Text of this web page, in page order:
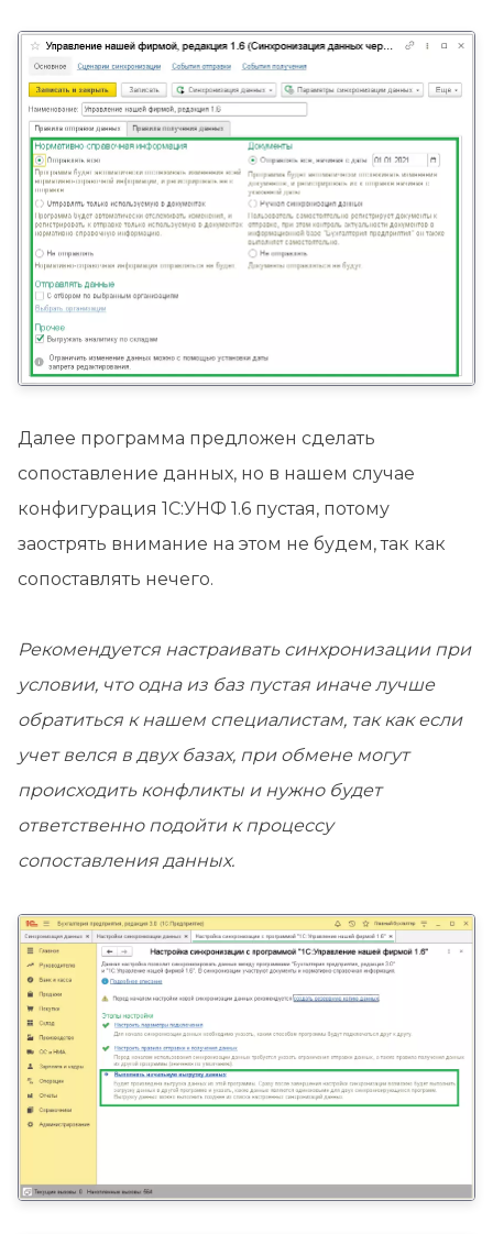
Далее программа предложен сделать
сопоставление данных, но в нашем случае
конфигурация 1С:УНФ 1.6 пустая, потому
заострять внимание на этом не будем, так как
сопоставлять нечего.
Рекомендуется настраивать синхронизации при
условии, что одна из баз пустая иначе лучше
обратиться к нашем специалистам, так как если
учет велся в двух базах, при обмене могут
происходить конфликты и нужно будет
ответственно подойти к процессу
сопоставления данных.